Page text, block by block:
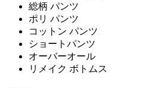
総柄 パンツ
ポリ パンツ
コットン パンツ
ショートパンツ
オーバーオール
リメイク ボトムス